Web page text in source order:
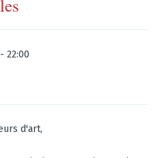
22:00
d'art,